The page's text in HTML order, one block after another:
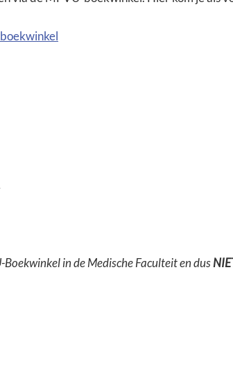
in de Medische Faculteit en dus